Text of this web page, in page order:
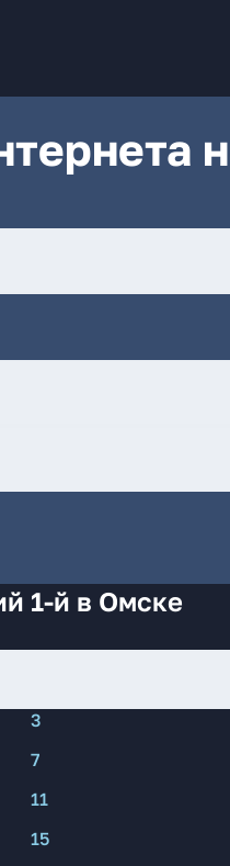
1-й в Омске
3
7
11
15